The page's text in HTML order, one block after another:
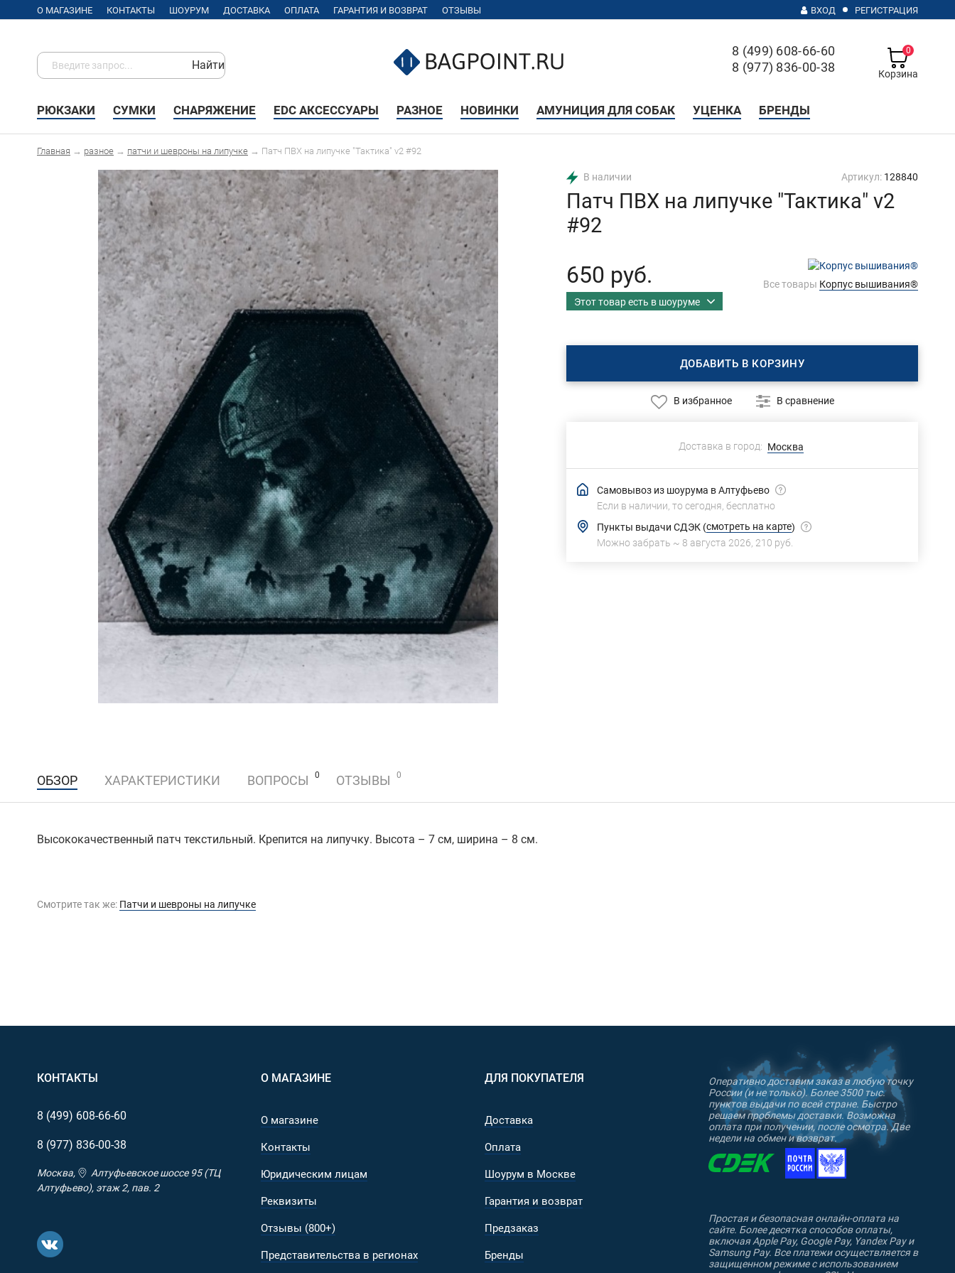
О МАГАЗИНЕ КОНТАКТЫ ШОУРУМ ДОСТАВКА ОПЛАТА ГАРАНТИЯ И ВОЗВРАТ ОТЗЫВЫ ВХОД РЕГИСТРАЦИЯ
Найти
8 (499) 608-66-60
8 (977) 836-00-38
Корзина
0
РЮКЗАКИ СУМКИ СНАРЯЖЕНИЕ EDC АКСЕССУАРЫ РАЗНОЕ НОВИНКИ АМУНИЦИЯ ДЛЯ СОБАК УЦЕНКА БРЕНДЫ
Главная → разное → патчи и шевроны на липучке → Патч ПВХ на липучке "Тактика" v2 #92
В наличии Артикул: 128840
Патч ПВХ на липучке "Тактика" v2
#92
650 руб.
Этот товар есть в шоуруме
Все товары Корпус вышивания®
ДОБАВИТЬ В КОРЗИНУ
В избранное В сравнение
Доставка в город: Москва
Самовывоз из шоурума в Алтуфьево
Если в наличии, то сегодня, бесплатно
Пункты выдачи СДЭК (смотреть на карте)
Можно забрать ~ 8 августа 2026 210 руб.
ОБЗОР ХАРАКТЕРИСТИКИ ВОПРОСЫ 0 ОТЗЫВЫ 0
Высококачественный патч текстильный. Крепится на липучку. Высота – 7 см, ширина – 8 см.
Смотрите так же: Патчи и шевроны на липучке
КОНТАКТЫ
8 (499) 608-66-60
8 (977) 836-00-38
Москва,
Алтуфьевское шоссе 95 (ТЦ
Алтуфьево), этаж 2, пав. 2
О МАГАЗИНЕ
О магазине
Контакты
Юридическим лицам
Реквизиты
Отзывы (800+)
Представительства в регионах
ДЛЯ ПОКУПАТЕЛЯ
Доставка
Оплата
Шоурум в Москве
Гарантия и возврат
Предзаказ
Бренды
Оперативно доставим заказ в любую точку
России (и не только). Более 3500 тыс.
пунктов выдачи по всей стране. Быстро
решаем проблемы доставки. Возможна
оплата при получении, после осмотра. Две
недели на обмен и возврат.
Простая и безопасная онлайн-оплата на
сайте. Более десятка способов оплаты,
включая Apple Pay, Google Pay, Yandex Pay и
Samsung Pay. Все платежи осуществляется в
защищенном режиме с использованием